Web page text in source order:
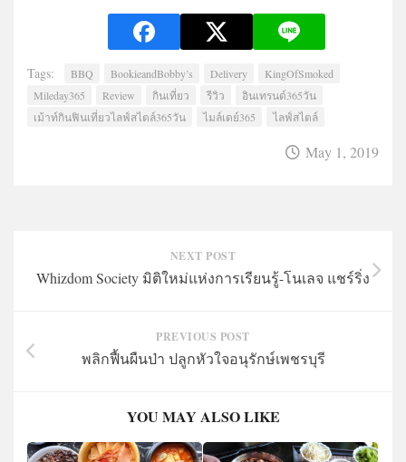
Tags: BBQ BookieandBobby’s Delivery
KingOfSmoked
Mileday365
Review กินเที่ยว รีวิว
อินเทรนด์365วัน
เม้าท์กินฟินเที่ยวไลฟ์สไตล์365วัน
ไมล์เดย์365 ไลฟ์สไตล์
May 1, 2019
NEXT POST
Whizdom Society มิติใหม่แห่งการเรียนรู้-โนเลจ แชร์ริ่ง
PREVIOUS POST
พลิกฟื้นผืนป่า ปลูกหัวใจอนุรักษ์เพชรบุรี
YOU MAY ALSO LIKE